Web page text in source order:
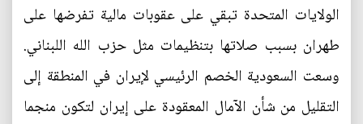
الولايات المتحدة تبقي على عقوبات مالية تفرضها على
طهران بسبب صلاتها بتنظيمات مثل حزب الله اللبناني.
وسعت السعودية الخصم الرئيسي لإيران في المنطقة إلى
التقليل من شأن الآمال المعقودة على إيران لتكون منجما